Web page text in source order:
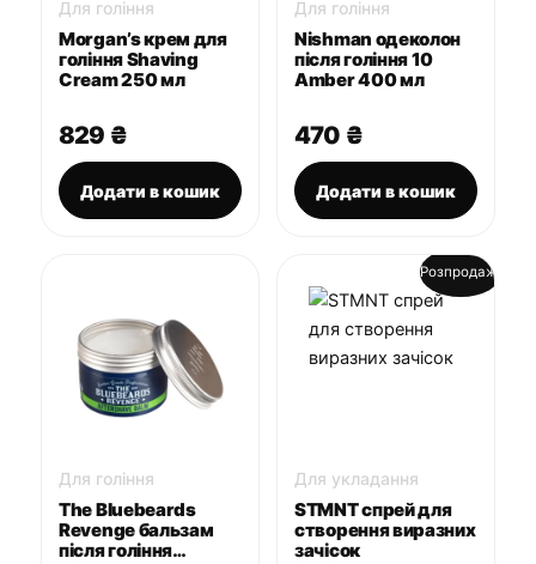
Для гоління
Morgan’s крем для
гоління Shaving
Cream 250 мл
829 ₴
Додати в кошик
Для гоління
Nishman одеколон
після гоління 10
Amber 400 мл
470 ₴
Додати в кошик
Для гоління
The Bluebeards
Revenge бальзам
після гоління
Розпродаж!
Для укладання
STMNT спрей для
створення виразних
зачісок